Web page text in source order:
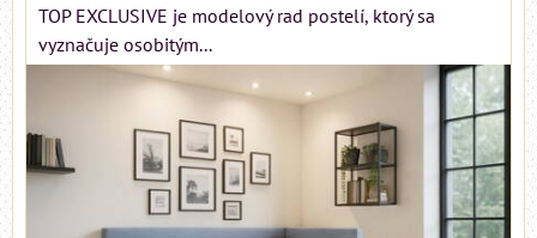
TOP EXCLUSIVE je modelový rad postelí, ktorý sa
vyznačuje osobitým...